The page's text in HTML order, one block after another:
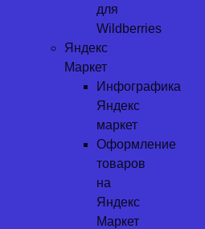
для
Wildberries
Яндекс
Маркет
Инфографика
Яндекс
маркет
Оформление
товаров
на
Яндекс
Маркет